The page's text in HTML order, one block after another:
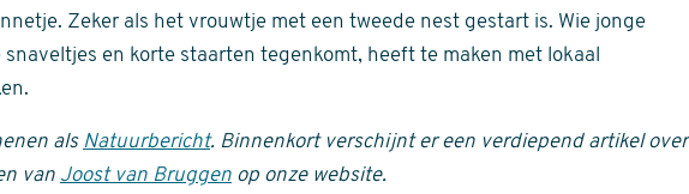
Zeker als het vrouwtje met een tweede nest gestart is. Wie jonge
en korte staarten tegenkomt, heeft te maken met lokaal
als Natuurbericht. Binnenkort verschijnt er een verdiepend artikel over
van Joost van Bruggen op onze website.